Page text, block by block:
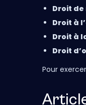
Droit
Droit à
Droit à
Droit
Pour